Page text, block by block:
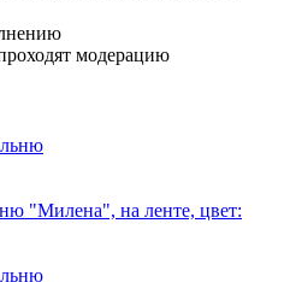
модерацию
"Милена", на ленте, цвет: